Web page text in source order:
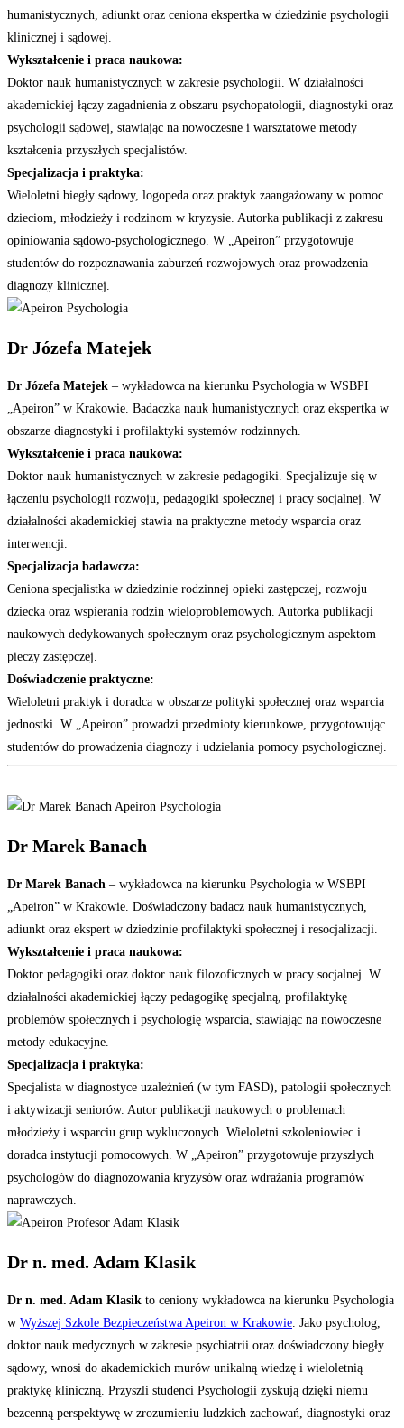
humanistycznych, adiunkt oraz ceniona ekspertka w dziedzinie psychologii
klinicznej i sądowej.
Wykształcenie i praca naukowa:
Doktor nauk humanistycznych w zakresie psychologii. W działalności
akademickiej łączy zagadnienia z obszaru psychopatologii, diagnostyki oraz
psychologii sądowej, stawiając na nowoczesne i warsztatowe metody
kształcenia przyszłych specjalistów.
Specjalizacja i praktyka:
Wieloletni biegły sądowy, logopeda oraz praktyk zaangażowany w pomoc
dzieciom, młodzieży i rodzinom w kryzysie. Autorka publikacji z zakresu
opiniowania sądowo-psychologicznego. W „Apeiron” przygotowuje
studentów do rozpoznawania zaburzeń rozwojowych oraz prowadzenia
diagnozy klinicznej.
Dr Józefa Matejek
Dr Józefa Matejek – wykładowca na kierunku Psychologia w WSBPI
„Apeiron” w Krakowie. Badaczka nauk humanistycznych oraz ekspertka w
obszarze diagnostyki i profilaktyki systemów rodzinnych.
Wykształcenie i praca naukowa:
Doktor nauk humanistycznych w zakresie pedagogiki. Specjalizuje się w
łączeniu psychologii rozwoju, pedagogiki społecznej i pracy socjalnej. W
działalności akademickiej stawia na praktyczne metody wsparcia oraz
interwencji.
Specjalizacja badawcza:
Ceniona specjalistka w dziedzinie rodzinnej opieki zastępczej, rozwoju
dziecka oraz wspierania rodzin wieloproblemowych. Autorka publikacji
naukowych dedykowanych społecznym oraz psychologicznym aspektom
pieczy zastępczej.
Doświadczenie praktyczne:
Wieloletni praktyk i doradca w obszarze polityki społecznej oraz wsparcia
jednostki. W „Apeiron” prowadzi przedmioty kierunkowe, przygotowując
studentów do prowadzenia diagnozy i udzielania pomocy psychologicznej.
Dr Marek Banach
Dr Marek Banach – wykładowca na kierunku Psychologia w WSBPI
„Apeiron” w Krakowie. Doświadczony badacz nauk humanistycznych,
adiunkt oraz ekspert w dziedzinie profilaktyki społecznej i resocjalizacji.
Wykształcenie i praca naukowa:
Doktor pedagogiki oraz doktor nauk filozoficznych w pracy socjalnej. W
działalności akademickiej łączy pedagogikę specjalną, profilaktykę
problemów społecznych i psychologię wsparcia, stawiając na nowoczesne
metody edukacyjne.
Specjalizacja i praktyka:
Specjalista w diagnostyce uzależnień (w tym FASD), patologii społecznych
i aktywizacji seniorów. Autor publikacji naukowych o problemach
młodzieży i wsparciu grup wykluczonych. Wieloletni szkoleniowiec i
doradca instytucji pomocowych. W „Apeiron” przygotowuje przyszłych
psychologów do diagnozowania kryzysów oraz wdrażania programów
naprawczych.
Dr n. med. Adam Klasik
Dr n. med. Adam Klasik to ceniony wykładowca na kierunku Psychologia
w Wyższej Szkole Bezpieczeństwa Apeiron w Krakowie. Jako psycholog,
doktor nauk medycznych w zakresie psychiatrii oraz doświadczony biegły
sądowy, wnosi do akademickich murów unikalną wiedzę i wieloletnią
praktykę kliniczną. Przyszli studenci Psychologii zyskują dzięki niemu
bezcenną perspektywę w zrozumieniu ludzkich zachowań, diagnostyki oraz